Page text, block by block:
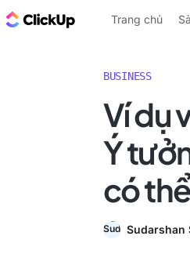
ClickUp Blog
Trang chủ
BUSINESS
Ví dụ
Ý
có
Sudarshan